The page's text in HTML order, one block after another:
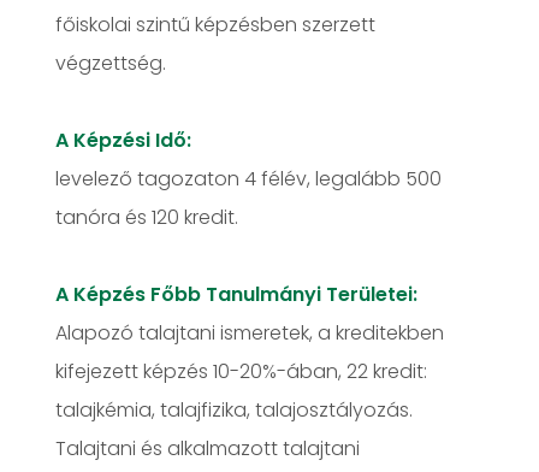
főiskolai szintű képzésben szerzett
végzettség.
A Képzési Idő:
levelező tagozaton 4 félév, legalább 500
tanóra és 120 kredit.
A Képzés Főbb Tanulmányi Területei:
Alapozó talajtani ismeretek, a kreditekben
kifejezett képzés 10-20%-ában, 22 kredit:
talajkémia, talajfizika, talajosztályozás.
Talajtani és alkalmazott talajtani